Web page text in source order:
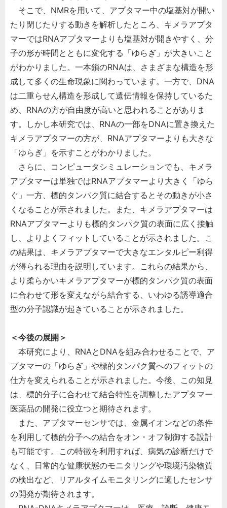
そこで、NMRを用いて、アプタマー中の塩基対が開い
たり閉じたりする動きを解析したところ、キメラアプタ
マーではRNAアプタマーよりも塩基対が開きやすく、分
子の形が時間とともに変化する「ゆらぎ」が大きいこと
がわかりました。一本鎖のRNAは、さまざまな構造を形
成して多くの生命現象に関わっています。一方で、DNA
は二重らせん構造を形成して遺伝情報を保持しているた
め、RNAの方が自由度が高いと思われることがありま
す。しかし本研究では、RNAの一部をDNAに置き換えた
キメラアプタマーの方が、RNAアプタマーよりも大きな
「ゆらぎ」を示すことがわかりました。
さらに、コンピュータシミュレーションでも、キメラ
アプタマーは単独ではRNAアプタマーより大きく「ゆら
ぐ」一方、標的タンパク質に結合するとその動きが小さ
くなることが示されました。また、キメラアプタマーは
RNAアプタマーよりも標的タンパク質の表面に広く接触
し、よりよくフィットしていることが示されました。こ
の結果は、キメラアプタマーで大きなエンタルピー利得
が得られる理由を説明しています。これらの結果から、
より柔らかいキメラアプタマーが標的タンパク質の表面
に合わせて形を変えながら結合する、いわゆる誘導適合
型の分子認識が起きていることが示されました。
＜今後の展開＞
本研究により、RNAとDNAを組み合わせることで、ア
プタマーの「ゆらぎ」や標的タンパク質へのフィットの
仕方を変えられることが示されました。今後、この知見
は、標的分子に合わせて結合特性を調整したアプタマー
医薬品の開発に役立つと期待されます。
また、アプタマーセンサでは、金属イオンなどの条件
を利用して標的分子への結合をオン・オフ制御する設計
も可能です。この特徴を利用すれば、病気の診断だけで
なく、日常的な健康状態のモニタリングや環境汚染物質
の検出など、リアルタイムモニタリングに適したセンサ
の開発が期待されます。